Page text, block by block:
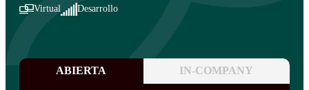
Virtual Desarrollo
ABIERTA IN-COMPANY